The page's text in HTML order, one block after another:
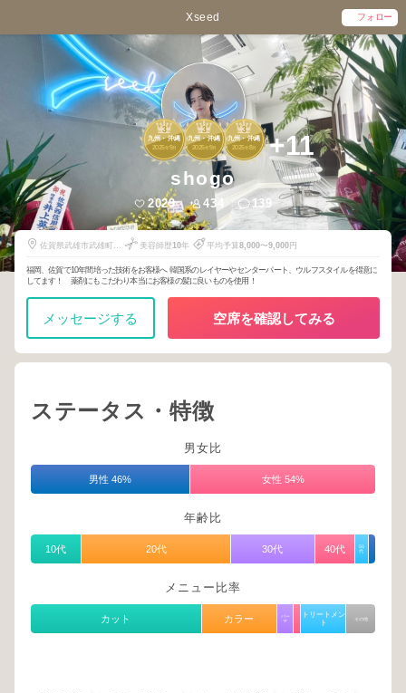
Xseed フォロー
3
九州・沖縄
2025年 9月
3
九州・沖縄
2025年 9月
3
九州・沖縄
2025年 8月 +11
shogo
2029 434 139
佐賀県武雄市武雄町武
美容師歴10年 平均予算8,000〜9,000円
福岡、佐賀で10年間培った技術をお客様へ 韓国系のレイヤーやセンターパート、ウルフスタイルを得意に
してます！ 薬剤にもこだわり本当にお客様の髪に良いものを使用！
メッセージする 空席を確認してみる
ステータス・特徴
男女比
男性 46% 女性 54%
年齢比
10代 20代 30代 40代
50
代
メニュー比率
カット カラー
パー
マ
トリートメン
ト
その他